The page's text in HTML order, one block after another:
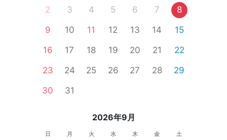
2
3 4 5 6 7
8
9
10 11 12 13 14
15
16
17 18 19 20 21
22
23
24 25 26 27 28
29
30
31
2026年9月
日 月 火 水 木 金 土